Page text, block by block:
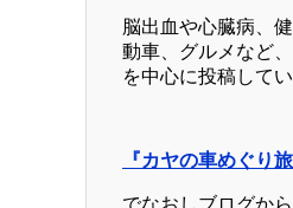
脳出血や心臓病、
動車、グルメなど
を中心に投稿してい
『カヤの車めぐり旅
でなおしブログか